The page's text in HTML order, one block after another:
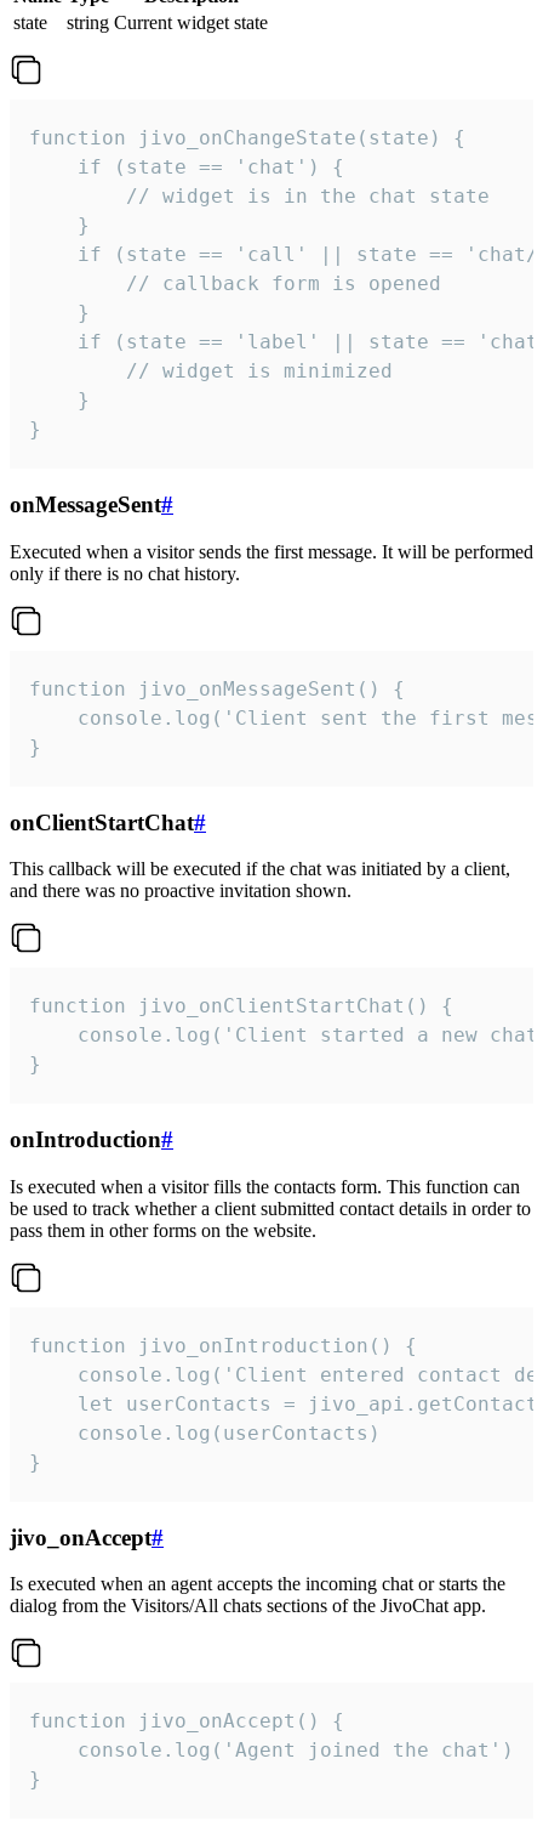
state
string Current widget state
function jivo_onChangeState(state) {
    if (state == 'chat') {
        // widget is in the chat state
    }
if (state == 'call' || state ==
        // callback form is opened
    }
if (state == 'label' || state ==
        // widget is minimized
    }
}
onMessageSent#
Executed when a visitor sends the first message. It will be performed
only if there is no chat history.
function jivo_onMessageSent() {
console.log('Client sent the first
}
onClientStartChat#
This callback will be executed if the chat was initiated by a client,
and there was no proactive invitation shown.
function jivo_onClientStartChat() {
console.log('Client started a new
}
onIntroduction#
Is executed when a visitor fills the contacts form. This function can
be used to track whether a client submitted contact details in order to
pass them in other forms on the website.
function jivo_onIntroduction() {
console.log('Client entered contact
let userContacts =
    console.log(userContacts)
}
jivo_onAccept#
Is executed when an agent accepts the incoming chat or starts the
dialog from the Visitors/All chats sections of the JivoChat app.
function jivo_onAccept() {
}